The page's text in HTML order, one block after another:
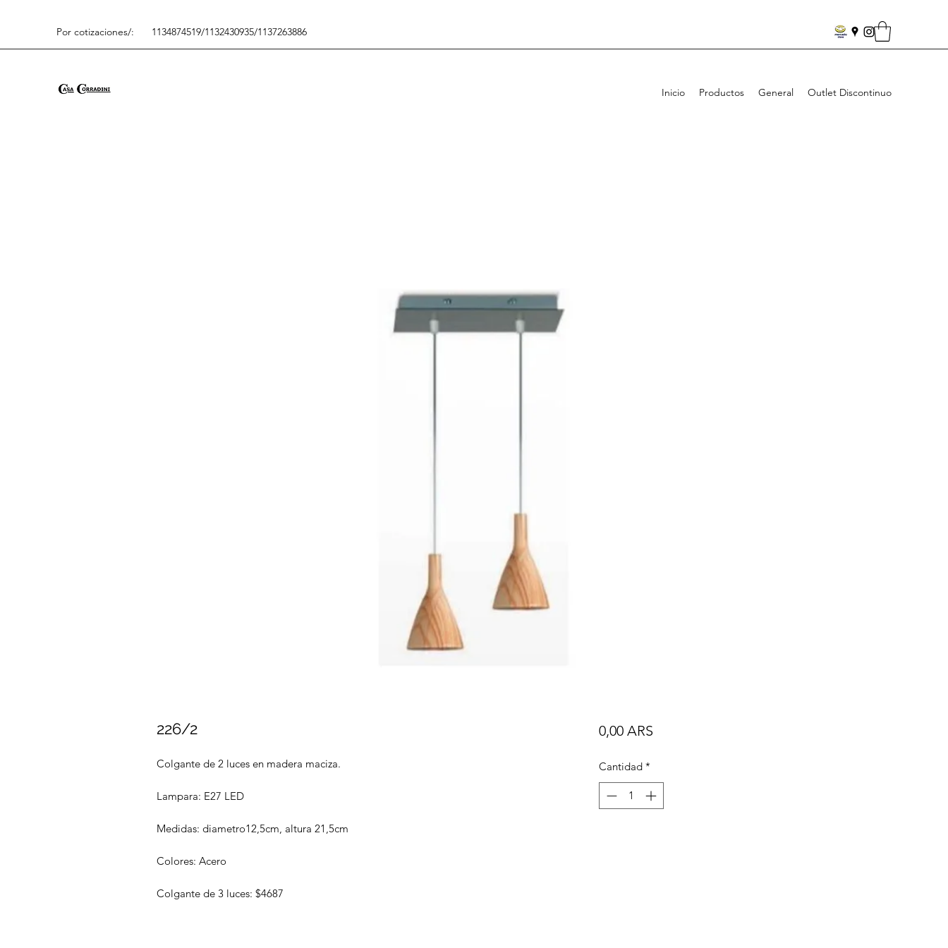
Por cotizaciones/: 1134874519/1132430935/1137263886
Inicio Productos General Outlet Discontinuo
226/2
Colgante de 2 luces en madera maciza.
Lampara: E27 LED
Medidas: diametro12,5cm, altura 21,5cm
Colores: Acero
Colgante de 3 luces: $4687
0,00 ARSPrecio
Cantidad *